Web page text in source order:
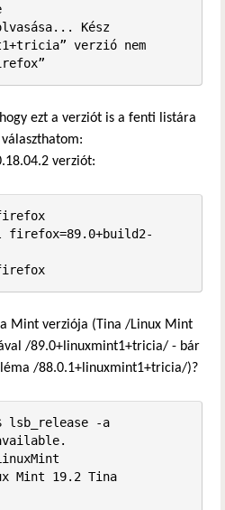
Kész
verzió nem
ezt a verziót is a fenti listára
verziót:
Mint verziója (Tina /Linux Mint
/89.0+linuxmint1+tricia/ - bár
/88.0.1+linuxmint1+tricia/)?
lsb_release -a
Mint 19.2 Tina